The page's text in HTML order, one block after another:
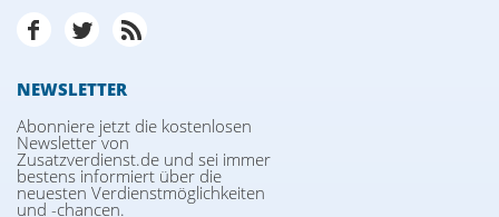
NEWSLETTER
Abonniere jetzt die kostenlosen
Newsletter von
Zusatzverdienst.de und sei immer
bestens informiert über die
neuesten Verdienstmöglichkeiten
und -chancen.